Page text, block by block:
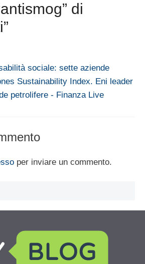
di
sociale: sette aziende
Sustainability Index. Eni leader
petrolifere - Finanza Live
per inviare un commento.